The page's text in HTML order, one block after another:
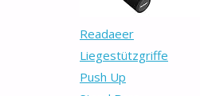
Readaeer
Liegestützgriffe
Push Up